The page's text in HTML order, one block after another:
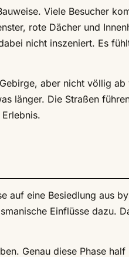
Viele Besucher
rote Dächer und
nicht inszeniert. Es
aber nicht völlig ab
länger. Die Straßen
auf eine Besiedlung aus
Einflüsse dazu.
Genau diese Phase half